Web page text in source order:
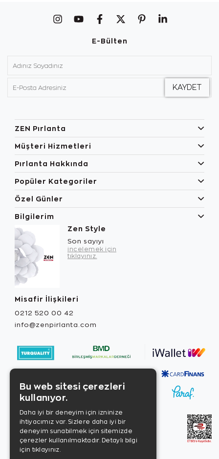
E-Bülten
ZEN Pırlanta
Müşteri Hizmetleri
Pırlanta Hakkında
Popüler Kategoriler
Özel Günler
Bilgilerim
Zen Style
Son sayıyı
incelemek için
tıklayınız.
Misafir İlişkileri
0212 520 00 42
info@zenpirlanta.com
Bu web sitesi çerezleri
kullanıyor.
Daha iyi bir deneyim için izninize
ihtiyacımız var. Sizlere daha iyi bir
deneyim sunabilmek için sitemizde
çerezler kullanılmaktadır. Detaylı bilgi
için tıklayınız.